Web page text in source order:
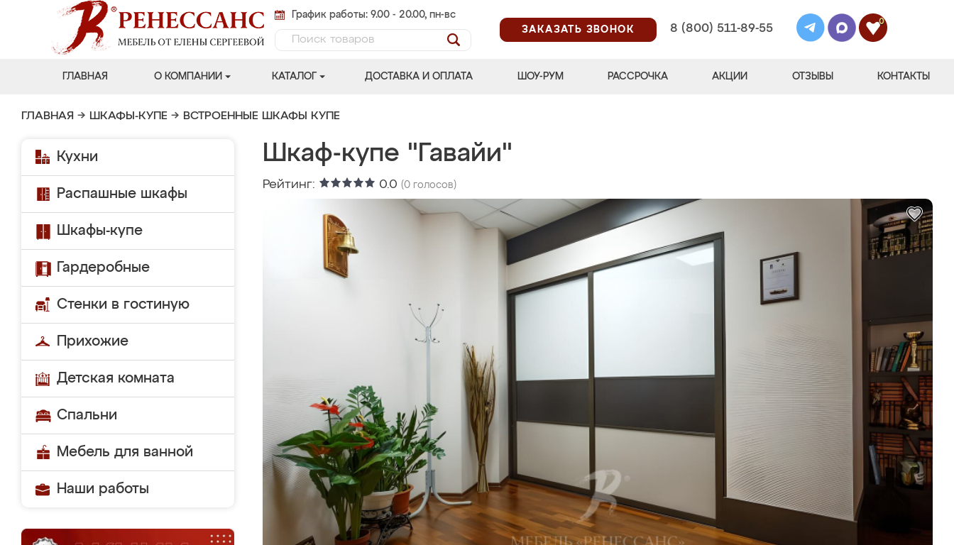
График работы: 9.00 - 20.00, пн-вс
ЗАКАЗАТЬ ЗВОНОК
8 (800) 511-89-55
0
ГЛАВНАЯ О КОМПАНИИ КАТАЛОГ ДОСТАВКА И ОПЛАТА ШОУ-РУМ РАССРОЧКА АКЦИИ ОТЗЫВЫ КОНТАКТЫ
ГЛАВНАЯ → ШКАФЫ-КУПЕ → ВСТРОЕННЫЕ ШКАФЫ КУПЕ
Кухни
Распашные шкафы
Шкафы-купе
Гардеробные
Стенки в гостиную
Прихожие
Детская комната
Спальни
Мебель для ванной
Наши работы
Шкаф-купе "Гавайи"
Рейтинг: 0.0 (0 голосов)